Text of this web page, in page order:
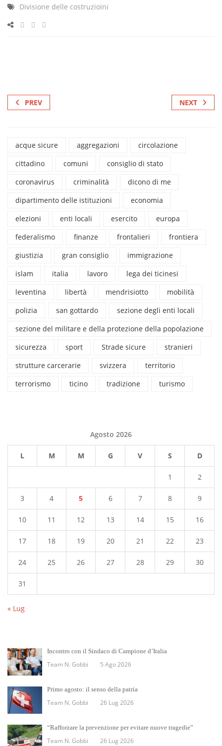
Divisione delle costruzioini
PREV NEXT
acque sicure aggregazioni
circolazione
cittadino
comuni
consiglio di stato
coronavirus
criminalità
dicono di me
dipartimento delle istituzioni
economia
elezioni
enti locali esercito
europa
federalismo
finanze frontalieri
frontiera
giustizia
gran consiglio
immigrazione
islam
italia lavoro
lega dei ticinesi
leventina
libertà mendrisiotto
mobilità
polizia
san gottardo
sezione degli enti locali
sezione del militare e della protezione della popolazione
sicurezza
sport Strade sicure
stranieri
strutture carcerarie
svizzera
territorio
terrorismo
ticino tradizione turismo
Agosto 2026
L M M G V S D
1 2
3 4 5 6 7 8 9
10 11 12 13 14 15 16
17 18 19 20 21 22 23
24 25 26 27 28 29 30
31
« Lug
Incontro con il Sindaco di Campione d’Italia
Team N. Gobbi 5 Ago 2026
Primo agosto: il senso della patria
Team N. Gobbi 26 Lug 2026
“Rafforzare la prevenzione per evitare nuove tragedie”
Team N. Gobbi 26 Lug 2026